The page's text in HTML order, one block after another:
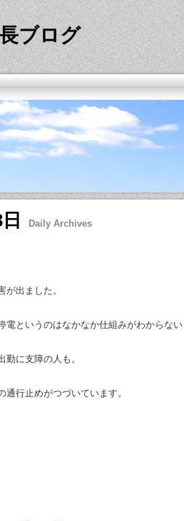
ブログ
Daily Archives
出ました。
電というのはなかなか仕組みがわからな
に支障の人も。
行止めがつづいています。